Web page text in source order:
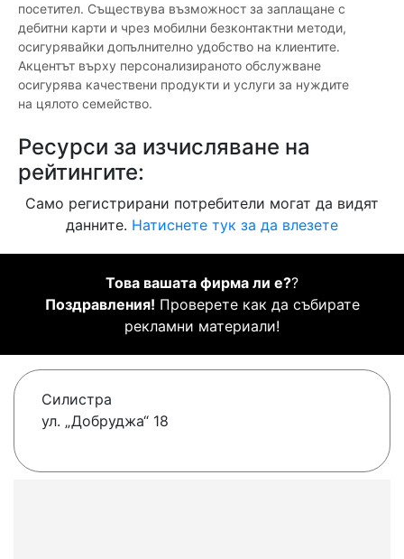
посетител. Съществува възможност за заплащане с
дебитни карти и чрез мобилни безконтактни методи,
осигурявайки допълнително удобство на клиентите.
Акцентът върху персонализираното обслужване
осигурява качествени продукти и услуги за нуждите
на цялото семейство.
Ресурси за изчисляване на
рейтингите:
Само регистрирани потребители могат да видят
данните. Натиснете тук за да влезете
Това вашата фирма ли е??
Поздравления! Проверете как да събирате
рекламни материали!
Силистра
ул. „Добруджа“ 18